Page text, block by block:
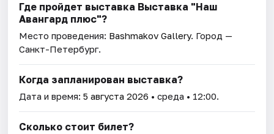
Где пройдет выставка Выставка "Наш
Авангард плюс"?
Место проведения: Bashmakov Gallery. Город —
Санкт-Петербург.
Когда запланирован выставка?
Дата и время:5 августа 2026 • среда • 12:00.
Сколько стоит билет?